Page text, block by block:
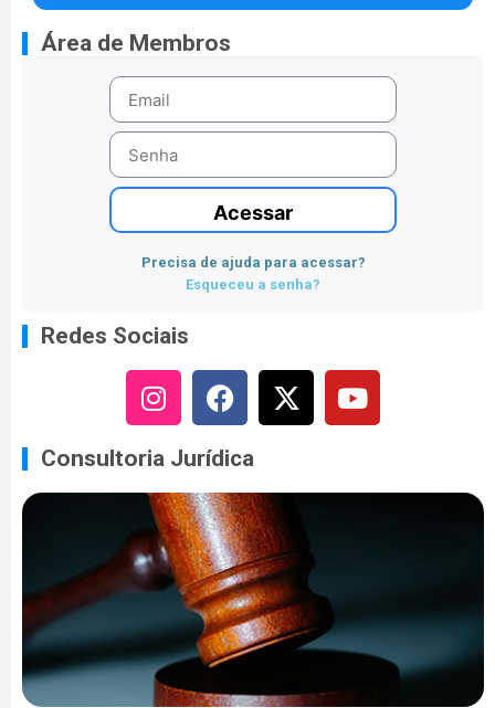
Área de Membros
Acessar
Precisa de ajuda para acessar?
Esqueceu a senha?
Redes Sociais
Consultoria Jurídica